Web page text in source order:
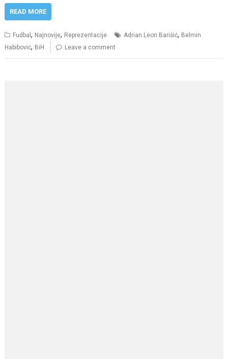
READ MORE
Fudbal, Najnovije, Reprezentacije Adrian Leon Barišić, Belmin
Habibović, BiH Leave a comment